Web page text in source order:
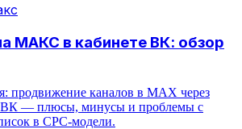
МАКС в кабинете ВК: обзор
продвижение каналов в MAX через
ВК — плюсы, минусы и проблемы с
в CPC-модели.